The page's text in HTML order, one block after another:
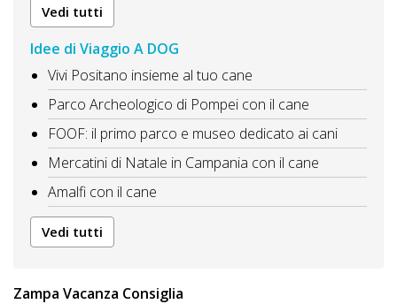
Vedi tutti
Idee di Viaggio A DOG
Vivi Positano insieme al tuo cane
Parco Archeologico di Pompei con il cane
FOOF: il primo parco e museo dedicato ai cani
Mercatini di Natale in Campania con il cane
Amalfi con il cane
Vedi tutti
Zampa Vacanza Consiglia